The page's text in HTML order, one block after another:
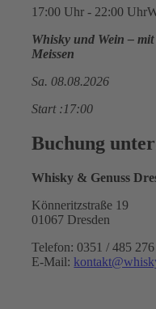
17:00 Uhr - 22:00 Uhr
Whisky und Wein –
Meissen
Sa. 08.08.2026
Start :17:00
Buchung
Whisky & Genuss
Könneritzstraße 19
01067 Dresden
Telefon: 0351 / 485
E-Mail: